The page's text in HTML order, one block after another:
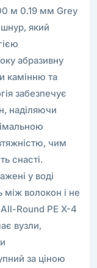
м 0.19 мм Grey
який
абразивну
камінню та
забезпечує
наділяючи
чим
снасті.
у воді
між волокон і не
Round PE X-4
вузли,
за ціною